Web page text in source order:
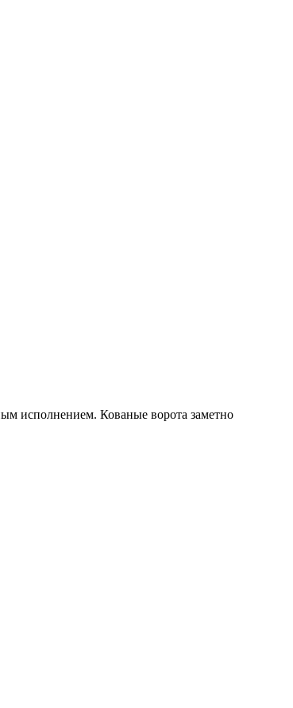
исполнением. Кованые ворота заметно